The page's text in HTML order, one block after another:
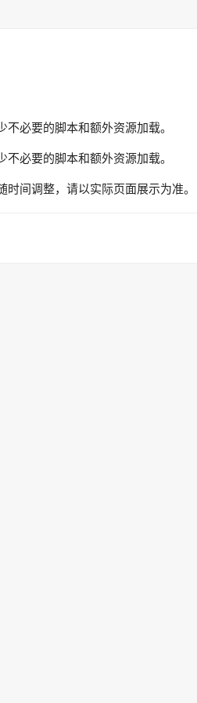
必要的脚本和额外资源加载。
必要的脚本和额外资源加载。
间调整，请以实际页面展示为准。